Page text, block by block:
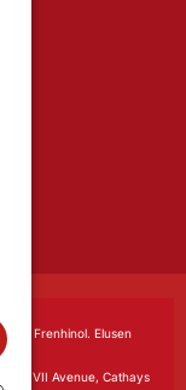
Frenhinol. Elusen
VII Avenue, Cathays